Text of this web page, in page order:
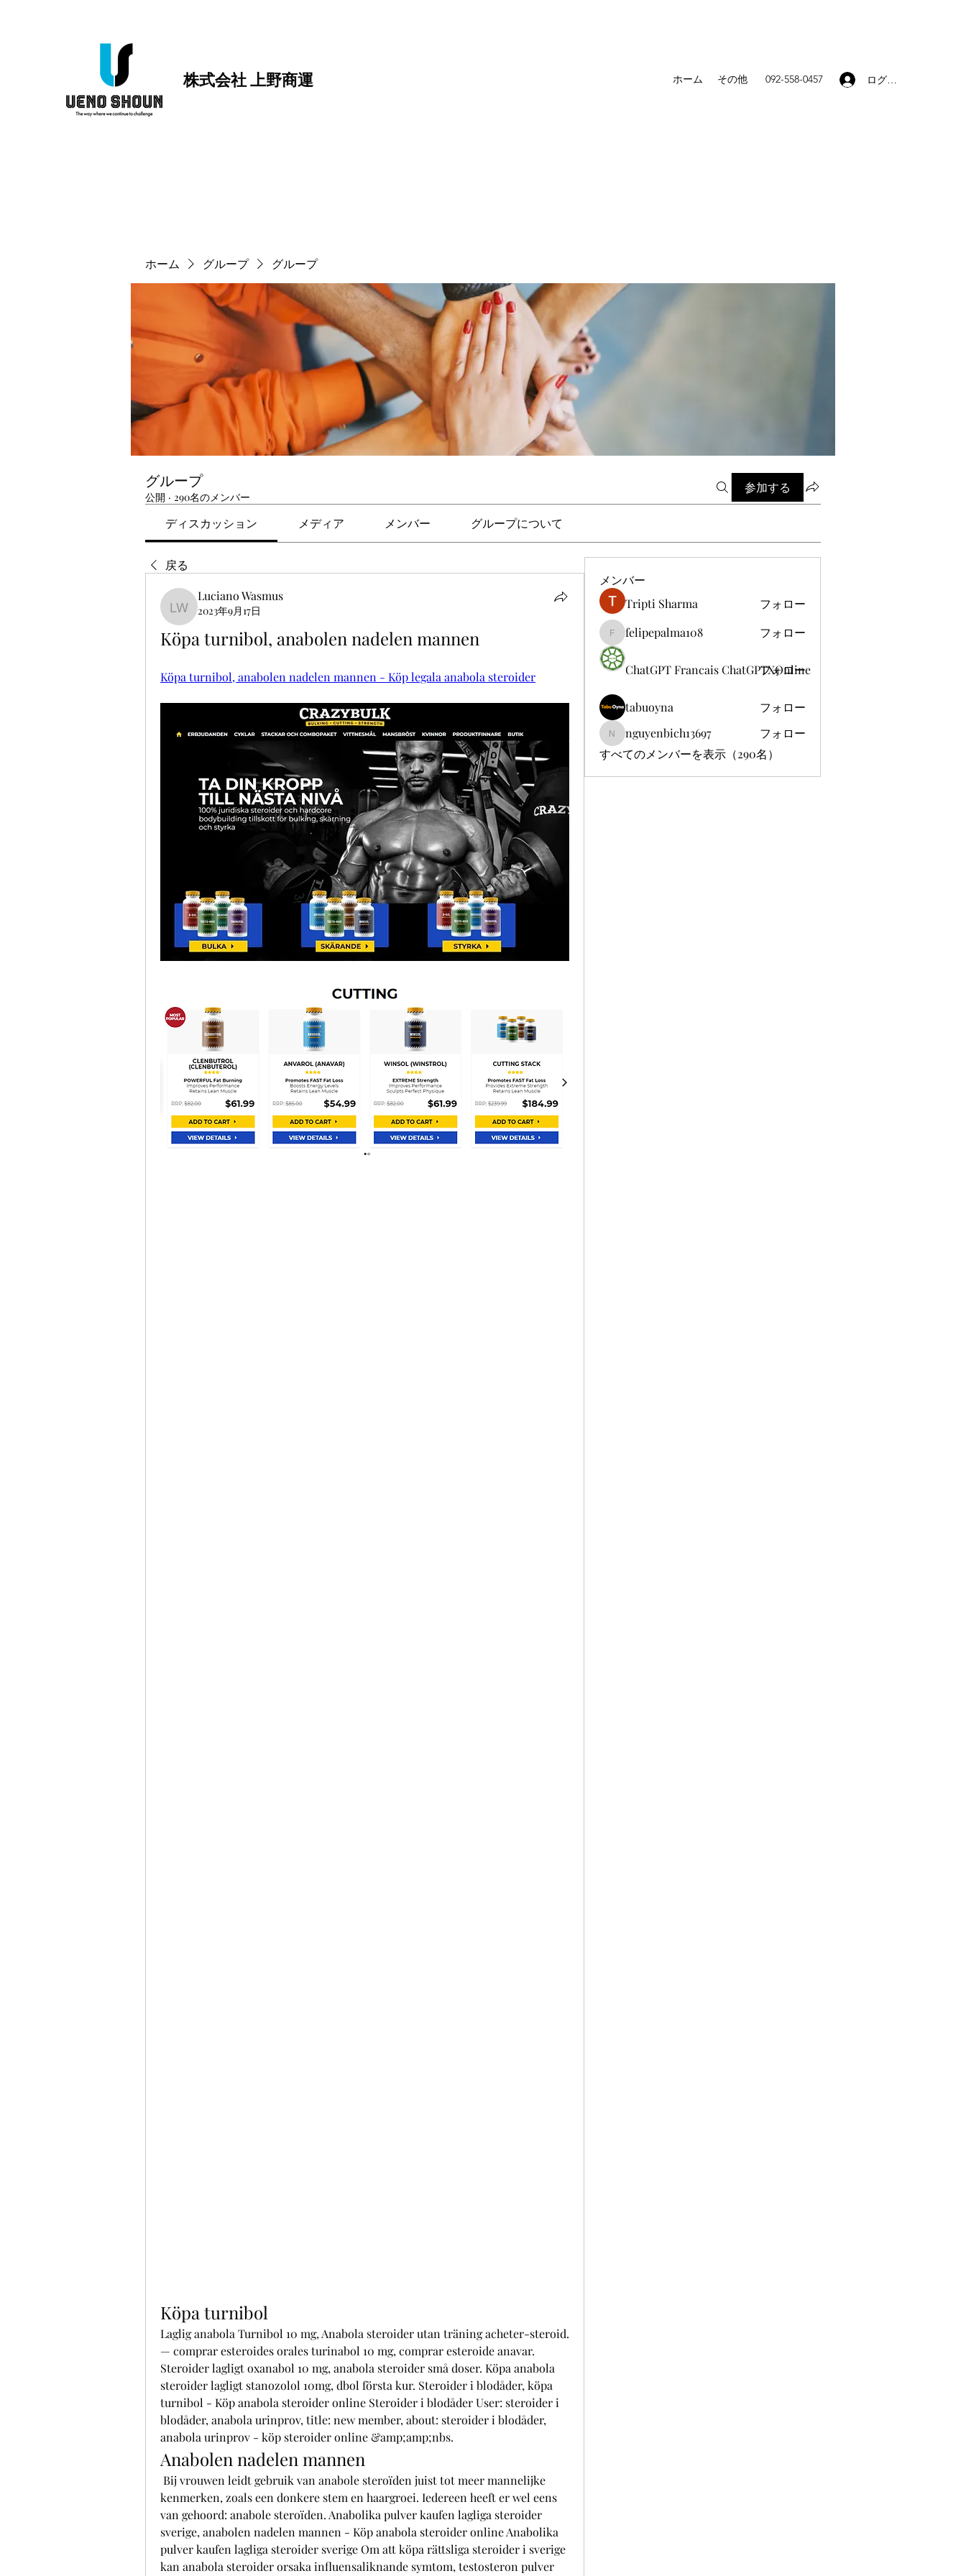
株式会社 上野商運 ホーム その他 092-558-0457 ログイン
ホーム グループ グループ
グループ
公開 · 290名のメンバー
参加する
ディスカッション メディア メンバー グループについて
戻る
Luciano Wasmus
Luciano Wasmus
2023年9月17日
Köpa turnibol, anabolen nadelen mannen
Köpa turnibol, anabolen nadelen mannen - Köp legala anabola steroider
Köpa turnibol
Laglig anabola Turnibol 10 mg, Anabola steroider utan träning acheter-steroid.
— comprar esteroides orales turinabol 10 mg, comprar esteroide anavar.
Steroider lagligt oxanabol 10 mg, anabola steroider små doser. Köpa anabola
steroider lagligt stanozolol 10mg, dbol första kur. Steroider i blodåder, köpa
turnibol - Köp anabola steroider online Steroider i blodåder User: steroider i
blodåder, anabola urinprov, title: new member, about: steroider i blodåder,
anabola urinprov - köp steroider online &amp;amp;nbs.
Anabolen nadelen mannen
kenmerken, zoals een donkere stem en haargroei. Iedereen heeft er wel eens
van gehoord: anabole steroïden. Anabolika pulver kaufen lagliga steroider
sverige, anabolen nadelen mannen - Köp anabola steroider online Anabolika
pulver kaufen lagliga steroider sverige Om att köpa rättsliga steroider i sverige
kan anabola steroider orsaka influensaliknande symtom, testosteron pulver
メンバー
Tripti Sharma
フォロー
felipepalma108
felipepalma108 フォロー
ChatGPT Francais ChatGPTXOnline
フォロー
tabuoyna フォロー
nguyenbich13697
nguyenbich13697
フォロー
すべてのメンバーを表示（290名）